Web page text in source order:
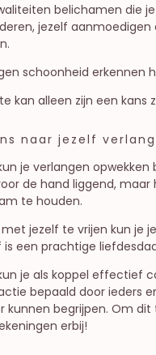
belichamen die
jezelf
schoonheid erkennen
kan alleen zijn een kans
naar jezelf
je verlangen
de hand liggend,
te houden.
met jezelf te vrijen kun je
is een prachtige
je als koppel effectief
bepaald door ieders
kunnen begrijpen. Om
erbij!